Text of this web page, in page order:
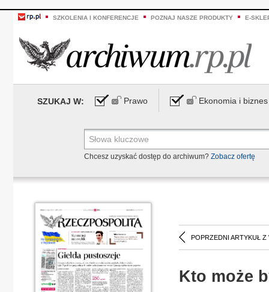
SZKOLENIA I KONFERENCJE POZNAJ NASZE PRODUKTY E-
SZUKAJ W: Prawo Ekonomia i biznes
Chcesz uzyskać dostęp do archiwum? Zobacz ofertę
POPRZEDNI ARTYKUŁ Z
Kto może